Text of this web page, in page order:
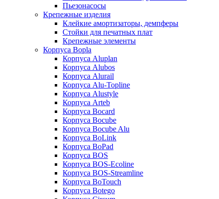
Пьезонасосы
Крепежные изделия
Клейкие амортизаторы, демпферы
Стойки для печатных плат
Крепежные элементы
Корпуса Bopla
Корпуса Aluplan
Корпуса Alubos
Корпуса Alurail
Корпуса Alu-Topline
Корпуса Alustyle
Корпуса Arteb
Корпуса Bocard
Корпуса Bocube
Корпуса Bocube Alu
Корпуса BoLink
Корпуса BoPad
Корпуса BOS
Корпуса BOS-Ecoline
Корпуса BOS-Streamline
Корпуса BoTouch
Корпуса Botego